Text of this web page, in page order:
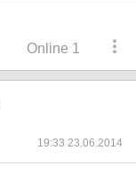
Online 1
19:33 23.06.2014